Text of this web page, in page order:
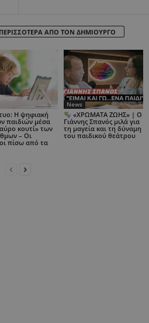
ΠΕΡΙΣΣΟΤΕΡΑ ΑΠΟ ΤΟΝ ΔΗΜΙΟΥΡΓΟ
Η ψηφιακή
παιδιών μέσα
κουτί» των
– Οι
πίσω από τα
News
«ΧΡΩΜΑΤΑ ΖΩΗΣ» | Ο
Γιάννης Σπανός μιλά για
τη μαγεία και τη δύναμη
του παιδικού θεάτρου